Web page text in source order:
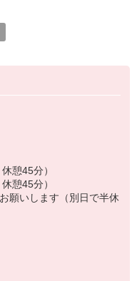
入力することがほとんど
憩45分）
憩45分）
願いします（別日で半休